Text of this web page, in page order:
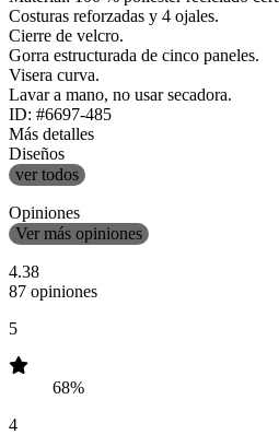
Costuras reforzadas y 4 ojales.
Cierre de velcro.
Gorra estructurada de cinco paneles.
Visera curva.
Lavar a mano, no usar secadora.
ID: #6697-485
Más detalles
Diseños
ver todos
Opiniones
Ver más opiniones
4.38
87 opiniones
5
68%
4